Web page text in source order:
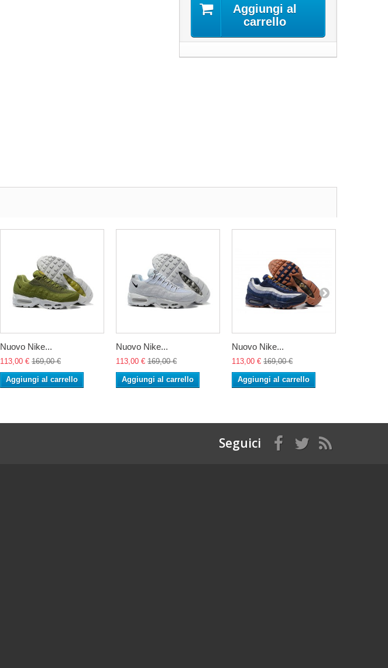
Aggiungi al
carrello
Nuovo Nike...
113,00 € 169,00 €
Aggiungi al carrello
Nuovo Nike...
113,00 € 169,00 €
Aggiungi al carrello
Nuovo Nike...
113,00 € 169,00 €
Aggiungi al carrello
Seguici